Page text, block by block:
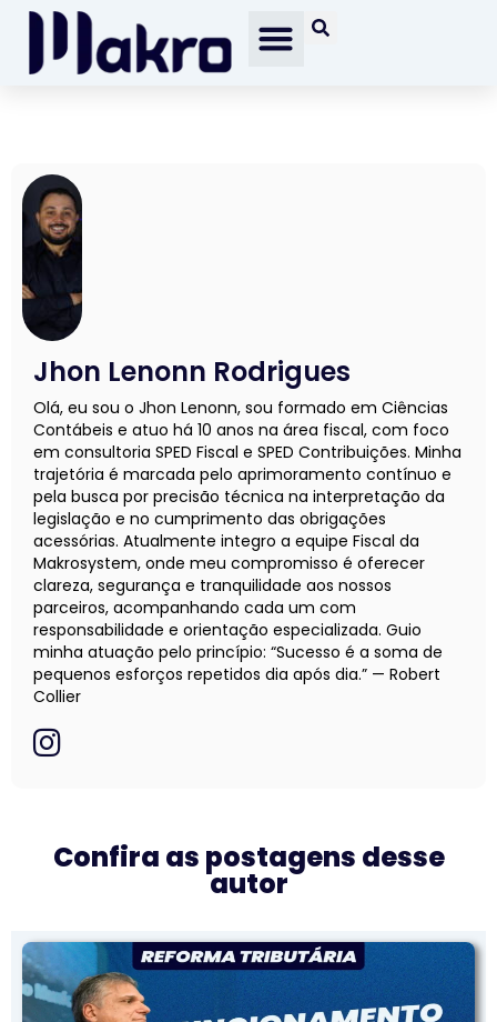
Jhon Lenonn Rodrigues
Olá, eu sou o Jhon Lenonn, sou formado em Ciências
Contábeis e atuo há 10 anos na área fiscal, com foco
em consultoria SPED Fiscal e SPED Contribuições. Minha
trajetória é marcada pelo aprimoramento contínuo e
pela busca por precisão técnica na interpretação da
legislação e no cumprimento das obrigações
acessórias. Atualmente integro a equipe Fiscal da
Makrosystem, onde meu compromisso é oferecer
clareza, segurança e tranquilidade aos nossos
parceiros, acompanhando cada um com
responsabilidade e orientação especializada. Guio
minha atuação pelo princípio: “Sucesso é a soma de
pequenos esforços repetidos dia após dia.” — Robert
Collier
Confira as postagens desse
autor